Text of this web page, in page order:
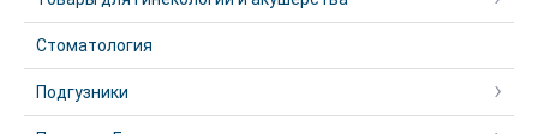
Стоматология
Подгузники